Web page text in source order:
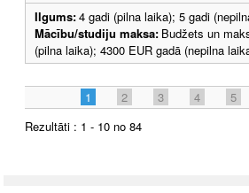
Ilgums:4 gadi (pilna laika); 5 gadi
Mācību/studiju maksa: Budžets un
(pilna laika); 4300 EUR gadā (nepilna
1 2 3 4 5
Rezultāti : 1 - 10 no 84